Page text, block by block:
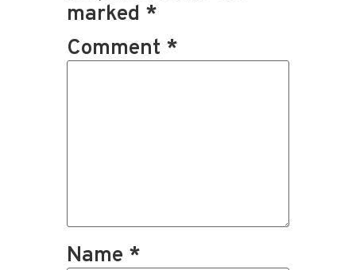
marked *
Comment *
Name *